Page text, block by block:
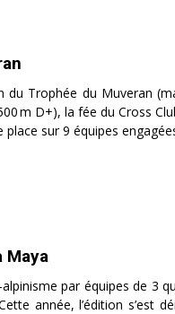
Trophée du Muveran
m D+), la fée du Cross
sur 9 équipes
Maya
par équipes de 3
année, l’édition s’est